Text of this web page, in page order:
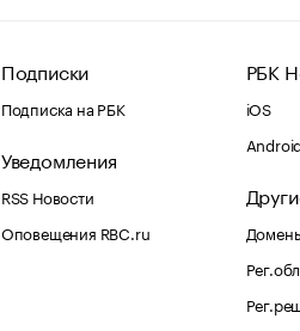
Подписки
Подписка на РБК
Уведомления
RSS Новости
Оповещения RBC.ru
РБК
iOS